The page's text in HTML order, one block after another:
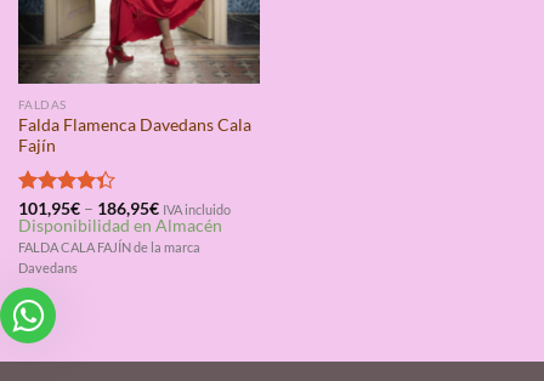
FALDAS
Falda Flamenca Davedans Cala
Fajín
Valorado
con4.33
de 5
101,95€– 186,95€ IVA incluido
Disponibilidad en Almacén
FALDA CALA FAJÍN de la marca
Davedans